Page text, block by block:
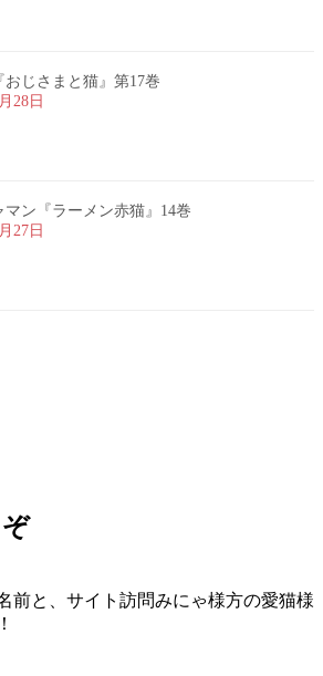
おじさまと猫』第17巻
28日
マン『ラーメン赤猫』14巻
27日
前と、サイト訪問みにゃ様方の愛猫様